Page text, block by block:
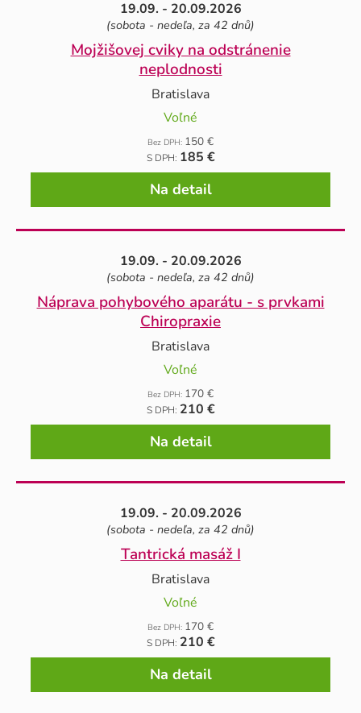
19.09. - 20.09.2026
(sobota - nedeľa, za 42 dnů)
Mojžišovej cviky na odstránenie
neplodnosti
Bratislava
Voľné
Bez DPH: 150 €
S DPH: 185 €
Na detail
19.09. - 20.09.2026
(sobota - nedeľa, za 42 dnů)
Náprava pohybového aparátu - s prvkami
Chiropraxie
Bratislava
Voľné
Bez DPH: 170 €
S DPH: 210 €
Na detail
19.09. - 20.09.2026
(sobota - nedeľa, za 42 dnů)
Tantrická masáž I
Bratislava
Voľné
Bez DPH: 170 €
S DPH: 210 €
Na detail